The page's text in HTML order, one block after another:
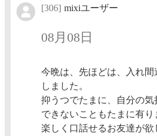
[306] mixiユーザー
08月08日
今晩は、先ほどは、入れ
しました。
抑うつでたまに、自分の
できないこともたまに有り
楽しく口話せるお友達が欲